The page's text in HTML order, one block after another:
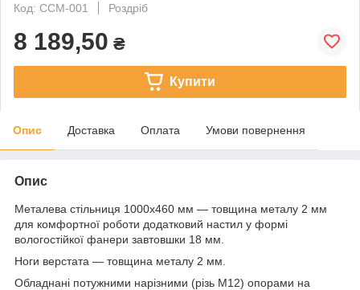
Код: ССМ-001
Роздріб
8 189,50 ₴
Купити
Опис Доставка Оплата Умови повернення
Опис
Металева стільниця 1000х460 мм — товщина металу 2 мм
для комфортної роботи додатковий настил у формі
вологостійкої фанери завтовшки 18 мм.
Ноги верстата — товщина металу 2 мм.
Обладнані потужними нарізними (різь М12) опорами на